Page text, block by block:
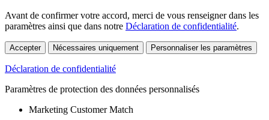
Avant de confirmer votre accord, merci de vous renseigner dans les
paramètres ainsi que dans notre Déclaration de confidentialité.
Accepter Nécessaires uniquement Personnaliser les paramètres
Déclaration de confidentialité
Paramètres de protection des données personnalisés
Marketing Customer Match